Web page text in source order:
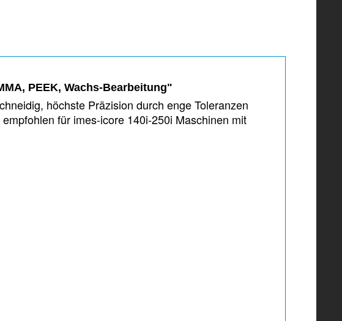
PEEK, Wachs-Bearbeitung"
höchste Präzision durch enge Toleranzen
für imes-icore 140i-250i Maschinen mit